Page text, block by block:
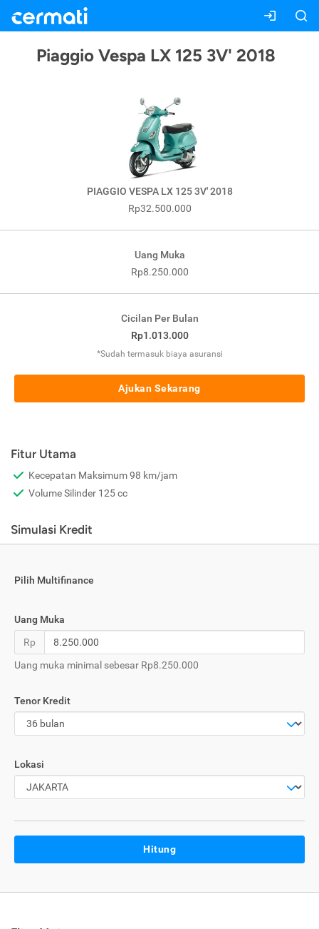
Piaggio Vespa LX 125 3V' 2018
PIAGGIO VESPA LX 125 3V' 2018
Rp32.500.000
Uang Muka
Rp8.250.000
Cicilan Per Bulan
Rp1.013.000
*Sudah termasuk biaya asuransi
Ajukan Sekarang
Fitur Utama
Kecepatan Maksimum 98 km/jam
Volume Silinder 125 cc
Simulasi Kredit
Pilih Multifinance
Uang Muka
Rp
Uang muka minimal sebesar Rp8.250.000
Tenor Kredit
Lokasi
Hitung